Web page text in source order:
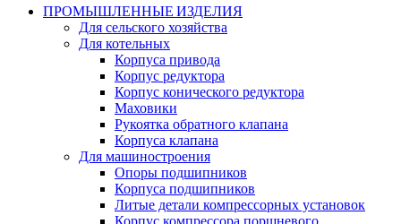
ПРОМЫШЛЕННЫЕ ИЗДЕЛИЯ
Для сельского хозяйства
Для котельных
Корпуса привода
Корпус редуктора
Корпус конического редуктора
Маховики
Рукоятка обратного клапана
Корпуса клапана
Для машиностроения
Опоры подшипников
Корпуса подшипников
Литые детали компрессорных установок
Корпус компрессора поршневого